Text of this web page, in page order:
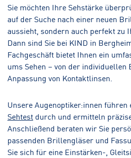
Sie möchten Ihre Sehstärke
auf der Suche nach einer neuen
aussieht, sondern auch perfekt zu
Dann sind Sie bei KIND in
Fachgeschäft bietet Ihnen ein
ums Sehen – von der
Anpassung von Kontaktlinsen.
Unsere Augenoptiker:innen führen
Sehtest durch und ermitteln
Anschließend beraten wir Sie
passenden Brillengläser und
Sie sich für eine Einstärken-,